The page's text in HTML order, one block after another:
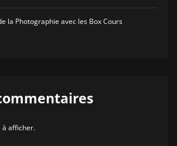
la Photographie avec les Box Cours
à afficher.